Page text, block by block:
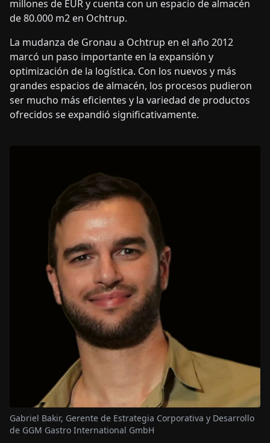
millones de EUR y cuenta con un espacio de almacén
de 80.000 m2 en Ochtrup.
La mudanza de Gronau a Ochtrup en el año 2012
marcó un paso importante en la expansión y
optimización de la logística. Con los nuevos y más
grandes espacios de almacén, los procesos pudieron
ser mucho más eficientes y la variedad de productos
ofrecidos se expandió significativamente.
Gabriel Bakir, Gerente de Estrategia Corporativa y Desarrollo
de GGM Gastro International GmbH